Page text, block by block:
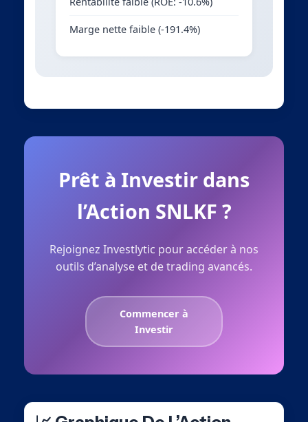
Marge nette faible (-191.4%)
Prêt à Investir dans
l’Action SNLKF ?
Rejoignez Investlytic pour accéder à nos
outils d’analyse et de trading avancés.
Commencer à
Investir